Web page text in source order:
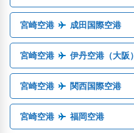
宮崎空港 成田国際空港
宮崎空港 伊丹空港（大阪）
宮崎空港 関西国際空港
宮崎空港 福岡空港